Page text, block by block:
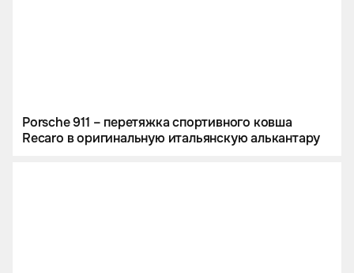
Porsche 911 – перетяжка спортивного ковша
Recaro в оригинальную итальянскую алькантару